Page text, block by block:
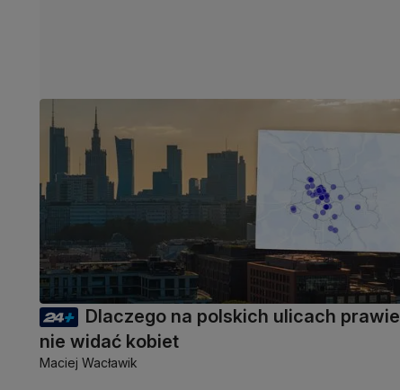
Dlaczego na polskich ulicach prawie
nie widać kobiet
Maciej Wacławik